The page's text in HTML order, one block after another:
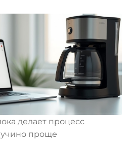
делает процесс
проще